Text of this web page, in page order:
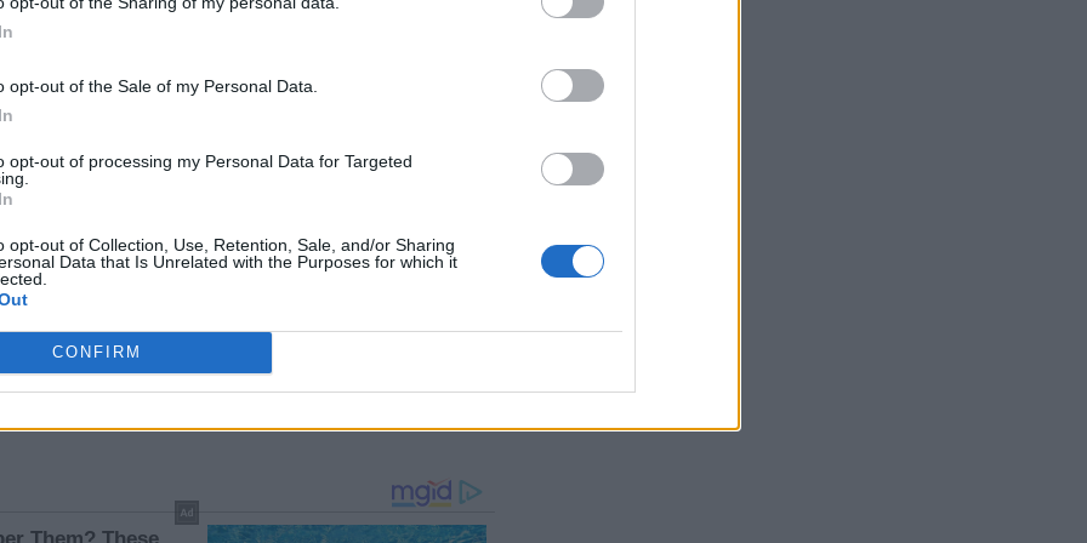
opt-out of the Sale of my Personal Data.
opt-out of processing my Personal Data for Targeted
opt-out of Collection, Use, Retention, Sale, and/or Sharing
Data that Is Unrelated with the Purposes for which it
CONFIRM
ο ένας
Σε εισαγγελέα οδηγείται ο
20χρονου στην Καλαμαριά
Θεσσαλονίκη: Κρατείται ο
στην Καλαμαριά